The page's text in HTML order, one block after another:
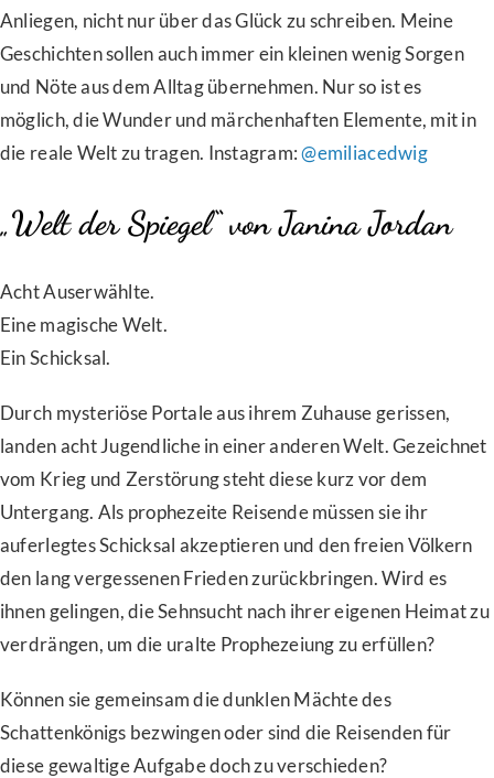
Anliegen, nicht nur über das Glück zu schreiben. Meine
Geschichten sollen auch immer ein kleinen wenig Sorgen
und Nöte aus dem Alltag übernehmen. Nur so ist es
möglich, die Wunder und märchenhaften Elemente, mit in
die reale Welt zu tragen. Instagram:@emiliacedwig
„Welt der Spiegel“ von Janina Jordan
Acht Auserwählte.
Eine magische Welt.
Ein Schicksal.
Durch mysteriöse Portale aus ihrem Zuhause gerissen,
landen acht Jugendliche in einer anderen Welt. Gezeichnet
vom Krieg und Zerstörung steht diese kurz vor dem
Untergang. Als prophezeite Reisende müssen sie ihr
auferlegtes Schicksal akzeptieren und den freien Völkern
den lang vergessenen Frieden zurückbringen. Wird es
ihnen gelingen, die Sehnsucht nach ihrer eigenen Heimat zu
verdrängen, um die uralte Prophezeiung zu erfüllen?
Können sie gemeinsam die dunklen Mächte des
Schattenkönigs bezwingen oder sind die Reisenden für
diese gewaltige Aufgabe doch zu verschieden?